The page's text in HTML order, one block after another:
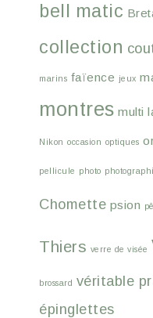
bell matic
collection
marins faïence jeux
montres multi
Nikon occasion optiques
pellicule photo
Chomette psion
Thiers verre de visée
brossard véritable
épinglettes